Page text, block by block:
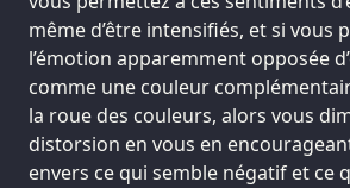
même d’être intensifiés, et si vous
l’émotion apparemment opposée
comme une couleur
la roue des couleurs, alors vous
distorsion en vous en
envers ce qui semble négatif et ce